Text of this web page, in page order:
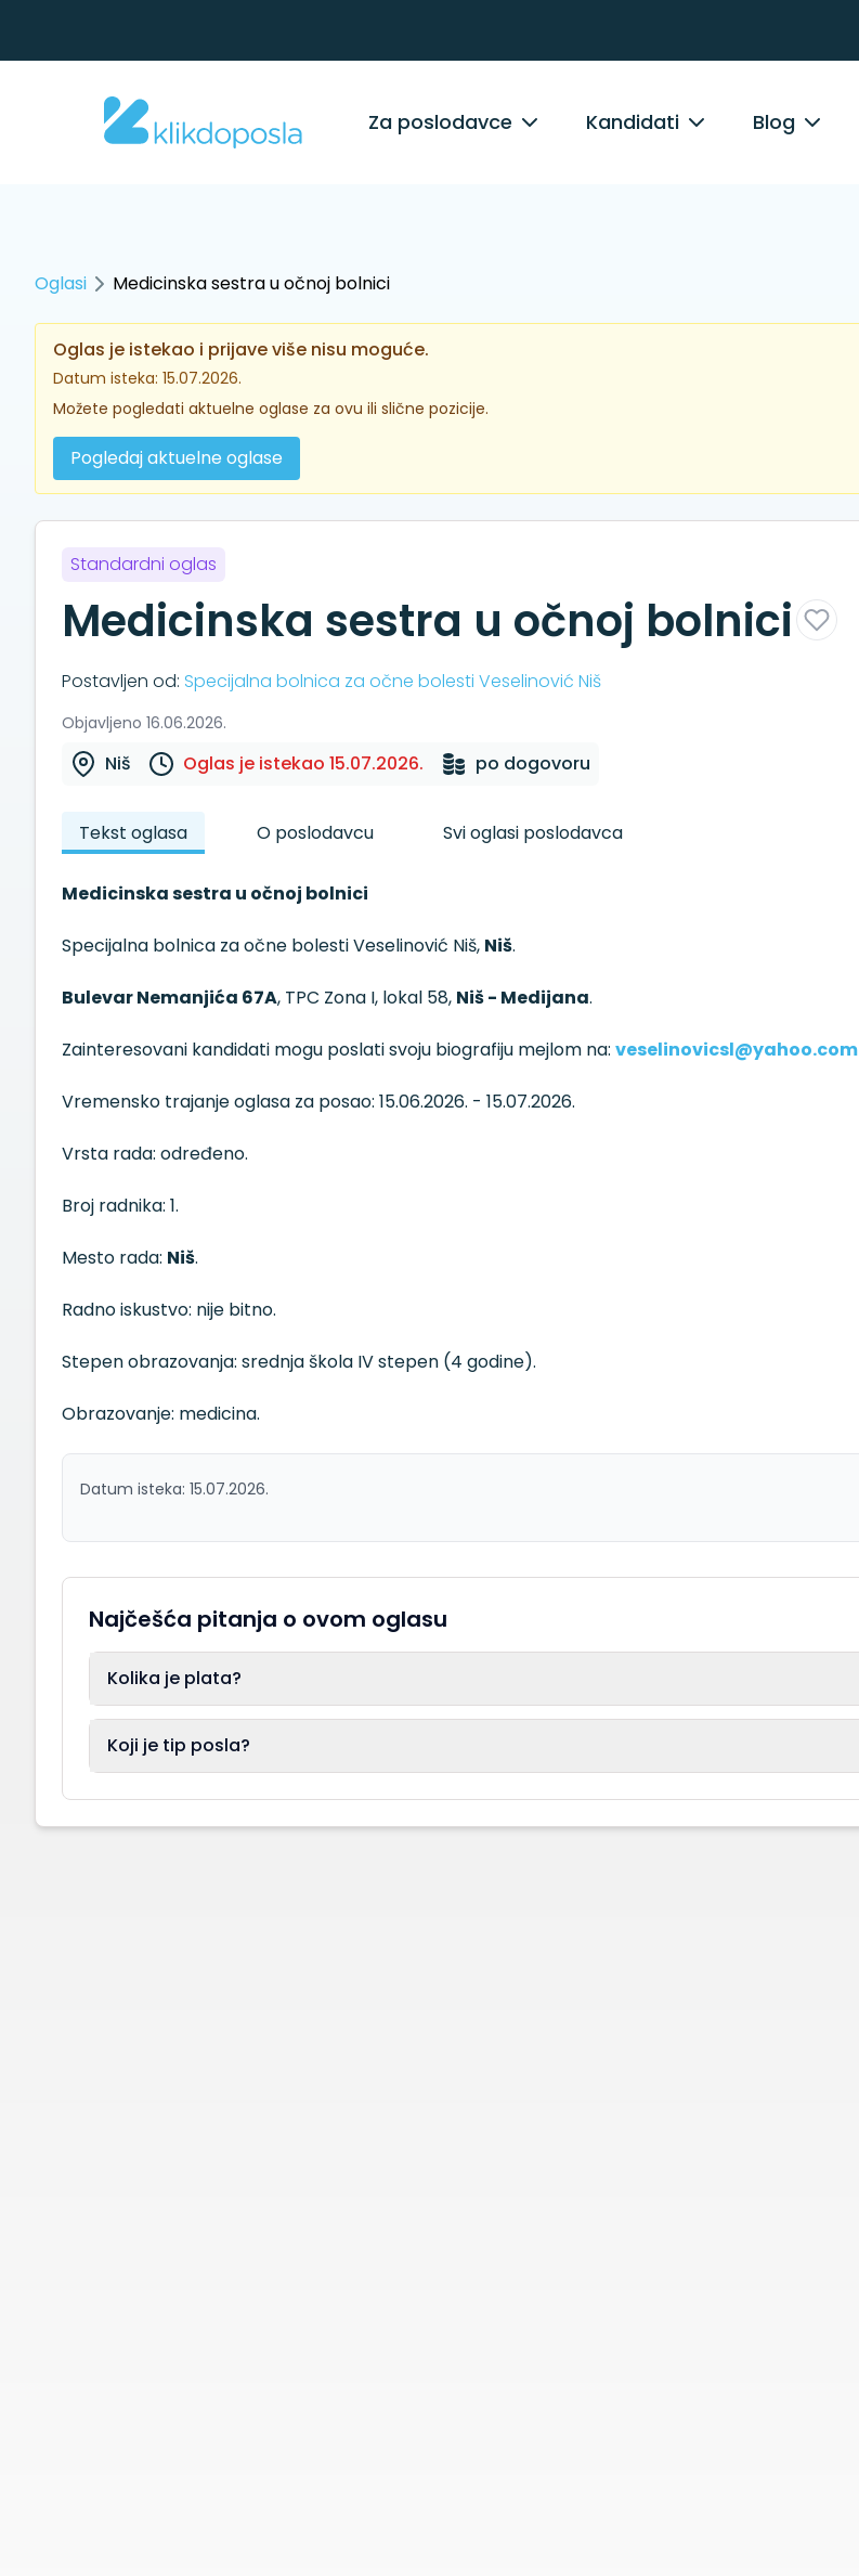
Za poslodavce Kandidati Blog
Oglasi Medicinska sestra u očnoj bolnici
Oglas je istekao i prijave više nisu moguće.
Datum isteka: 15.07.2026.
Možete pogledati aktuelne oglase za ovu ili slične pozicije.
Pogledaj aktuelne oglase
Standardni oglas
Medicinska sestra u očnoj bolnici
Postavljen od: Specijalna bolnica za očne bolesti Veselinović Niš
Objavljeno 16.06.2026.
Niš Oglas je istekao 15.07.2026. po dogovoru
Tekst oglasa O poslodavcu Svi oglasi poslodavca
Medicinska sestra u očnoj bolnici
Specijalna bolnica za očne bolesti Veselinović Niš, Niš.
Bulevar Nemanjića 67A, TPC Zona I, lokal 58, Niš - Medijana.
Zainteresovani kandidati mogu poslati svoju biografiju mejlom na: veselinovicsl@yahoo.com
Vremensko trajanje oglasa za posao: 15.06.2026. - 15.07.2026.
Vrsta rada: određeno.
Broj radnika: 1.
Mesto rada: Niš.
Radno iskustvo: nije bitno.
Stepen obrazovanja: srednja škola IV stepen (4 godine).
Obrazovanje: medicina.
Datum isteka: 15.07.2026.
Najčešća pitanja o ovom oglasu
Kolika je plata?
Koji je tip posla?